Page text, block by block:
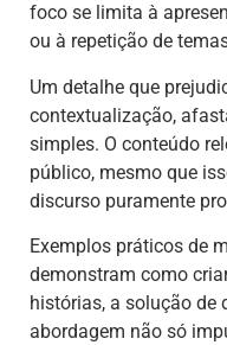
foco se limita à
ou à repetição de
Um detalhe que
contextualização,
simples. O conteúdo
público, mesmo que
discurso puramente
Exemplos práticos de
demonstram como
histórias, a solução de
abordagem não só